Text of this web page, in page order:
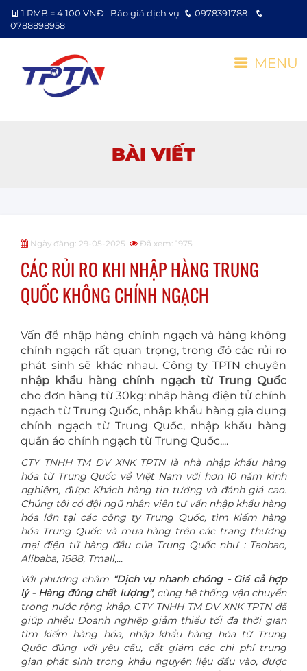
1 RMB = 4.100 VNĐ Báo giá dịch vụ
0978391788 -
0788898958
BÀI VIẾT
Ngày đăng: 29-05-2025 Đã xem: 1975
CÁC RỦI RO KHI NHẬP HÀNG TRUNG
QUỐC KHÔNG CHÍNH NGẠCH
Vấn đề nhập hàng chính ngạch và hàng không
chính ngạch rất quan trọng, trong đó các rủi ro
phát sinh sẽ khác nhau. Công ty TPTN chuyên
nhập khẩu hàng chính ngạch từ Trung Quốc
cho đơn hàng từ 30kg: nhập hàng điện tử chính
ngạch từ Trung Quốc, nhập khẩu hàng gia dụng
chính ngạch từ Trung Quốc, nhập khẩu hàng
quần áo chính ngạch từ Trung Quốc,...
CTY TNHH TM DV XNK TPTN là nhà nhập khẩu hàng
hóa từ Trung Quốc về Việt Nam với hơn 10 năm kinh
nghiệm, được Khách hàng tin tưởng và đánh giá cao.
Chúng tôi có đội ngũ nhân viên tư vấn nhập khẩu hàng
hóa lớn tại các công ty Trung Quốc, tìm kiếm hàng
hóa Trung Quốc và mua hàng trên các trang thương
mại điện tử hàng đầu của Trung Quốc như : Taobao,
Alibaba, 1688, Tmall,...
Với phương châm "Dịch vụ nhanh chóng - Giá cả hợp
lý - Hàng đúng chất lượng", cùng hệ thống vận chuyển
trong nước rộng khắp, CTY TNHH TM DV XNK TPTN đã
giúp nhiều Doanh nghiệp giảm thiểu tối đa thời gian
tìm kiếm hàng hóa, nhập khẩu hàng hóa từ Trung
Quốc đúng với yêu cầu, cắt giảm các chi phí trung
gian phát sinh trong khâu nguyên liệu đầu vào, được
MENU